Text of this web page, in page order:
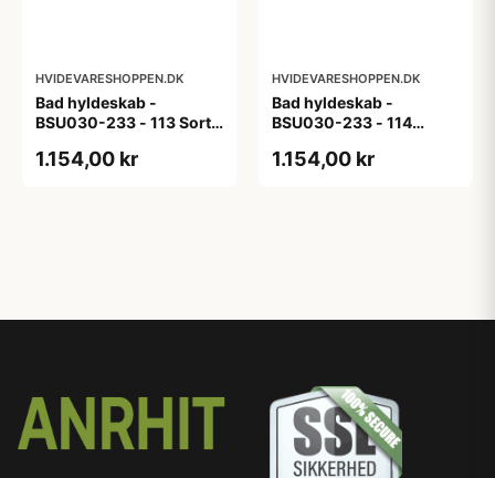
HVIDEVARESHOPPEN.DK
Bad hyldeskab -
BSU030-233 - 113 Sort
1.154,00 kr
HVIDEVARESHOPPEN.DK
Bad hyldeskab -
BSU030-233 - 114
m/eg ABS-kant
1.154,00 kr